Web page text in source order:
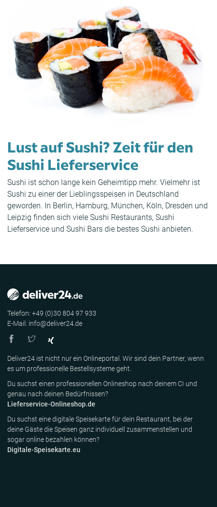
Lust auf Sushi? Zeit für den
Sushi Lieferservice
Sushi ist schon lange kein Geheimtipp mehr. Vielmehr ist
Sushi zu einer der Lieblingsspeisen in Deutschland
geworden. In Berlin, Hamburg, München, Köln, Dresden und
Leipzig finden sich viele Sushi Restaurants, Sushi
Lieferservice und Sushi Bars die bestes Sushi anbieten.
Telefon: +49 (0)30 804 97 933
E-Mail: info@deliver24.de
Deliver24 ist nicht nur ein Onlineportal. Wir sind dein Partner, wenn
es um professionelle Bestellsysteme geht.
Du suchst einen professionellen Onlineshop nach deinem CI und
genau nach deinen Bedürfnissen?
Lieferservice-Onlineshop.de
Du suchst eine digitale Speisekarte für dein Restaurant, bei der
deine Gäste die Speisen ganz individuell zusammenstellen und
sogar online bezahlen können?
Digitale-Speisekarte.eu